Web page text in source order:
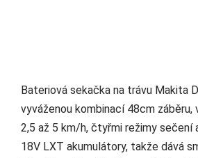
Bateriová sekačka na trávu Makita
vyváženou kombinací 48cm
2,5 až 5 km/h, čtyřmi režimy sečení
18V LXT akumulátory, takže dává